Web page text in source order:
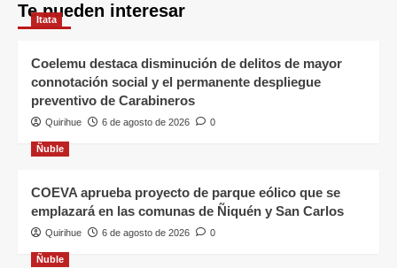
Te pueden interesar
Itata
Coelemu destaca disminución de delitos de mayor
connotación social y el permanente despliegue
preventivo de Carabineros
Quirihue 6 de agosto de 2026 0
Ñuble
COEVA aprueba proyecto de parque eólico que se
emplazará en las comunas de Ñiquén y San Carlos
Quirihue 6 de agosto de 2026 0
Ñuble